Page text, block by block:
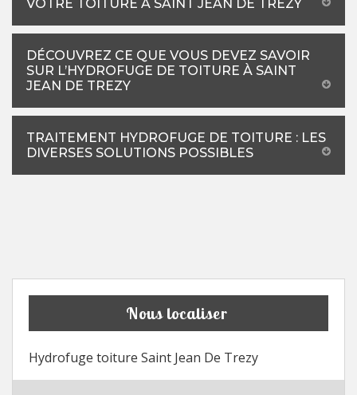
VOTRE TOITURE À SAINT JEAN DE TREZY
DÉCOUVREZ CE QUE VOUS DEVEZ SAVOIR
SUR L’HYDROFUGE DE TOITURE À SAINT
JEAN DE TREZY
TRAITEMENT HYDROFUGE DE TOITURE : LES
DIVERSES SOLUTIONS POSSIBLES
Nous localiser
Hydrofuge toiture Saint Jean De Trezy